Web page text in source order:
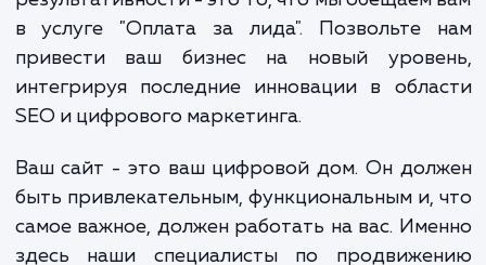
бизнесе.
Открытие дверей к
результативности - это то, что мы обещаем